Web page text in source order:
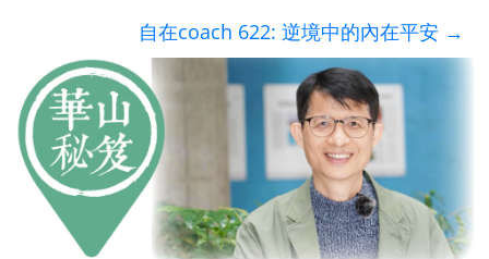
自在coach 622: 逆境中的內在平安 →